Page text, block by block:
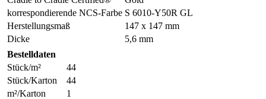
korrespondierende NCS-Farbe S 6010-Y50R GL
Herstellungsmaß
147 x 147 mm
Dicke
5,6 mm
Bestelldaten
Stück/m²
44
Stück/Karton
44
m²/Karton
1